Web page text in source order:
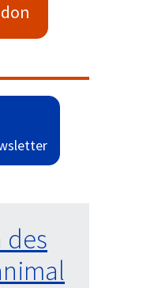
des